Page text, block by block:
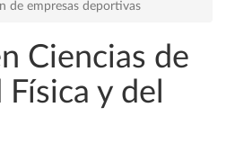
de empresas deportivas
Ciencias de
y del